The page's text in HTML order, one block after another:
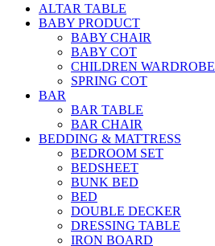
ALTAR TABLE
BABY PRODUCT
BABY CHAIR
BABY COT
CHILDREN WARDROBE
SPRING COT
BAR
BAR TABLE
BAR CHAIR
BEDDING & MATTRESS
BEDROOM SET
BEDSHEET
BUNK BED
BED
DOUBLE DECKER
DRESSING TABLE
IRON BOARD